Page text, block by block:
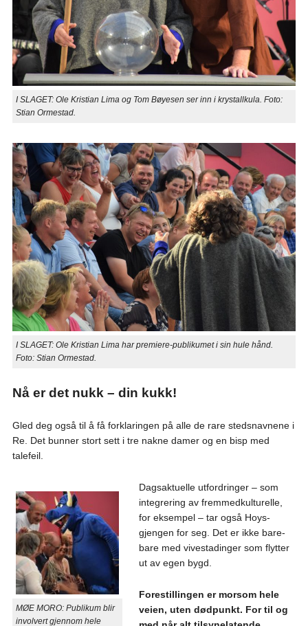
I SLAGET: Ole Kristian Lima og Tom Bøyesen ser inn i krystallkula. Foto:
Stian Ormestad.
I SLAGET: Ole Kristian Lima har premiere-publikumet i sin hule hånd.
Foto: Stian Ormestad.
Nå er det nukk – din kukk!
Gled deg også til å få forklaringen på alle de rare stedsnavnene i
Re. Det bunner stort sett i tre nakne damer og en bisp med
talefeil.
MØE MORO: Publikum blir
involvert gjennom hele
Dagsaktuelle utfordringer – som
integrering av fremmedkulturelle,
for eksempel – tar også Hoys-
gjengen for seg. Det er ikke bare-
bare med vivestadinger som flytter
ut av egen bygd.
Forestillingen er morsom hele
veien, uten dødpunkt. For til og